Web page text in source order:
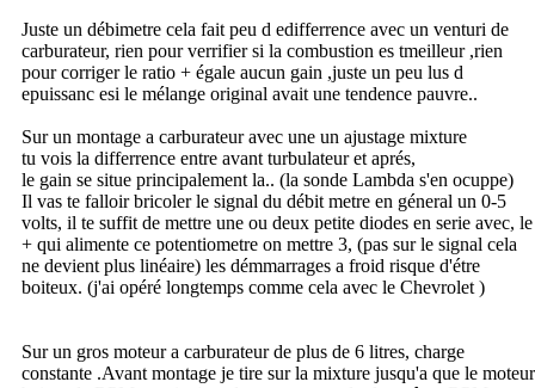
Juste un débimetre cela fait peu d edifferrence avec un venturi de
carburateur, rien pour verrifier si la combustion es tmeilleur ,rien
pour corriger le ratio + égale aucun gain ,juste un peu lus d
epuissanc esi le mélange original avait une tendence pauvre..
Sur un montage a carburateur avec une un ajustage mixture
tu vois la differrence entre avant turbulateur et aprés,
le gain se situe principalement la.. (la sonde Lambda s'en ocuppe)
Il vas te falloir bricoler le signal du débit metre en géneral un 0-5
volts, il te suffit de mettre une ou deux petite diodes en serie avec, le
+ qui alimente ce potentiometre on mettre 3, (pas sur le signal cela
ne devient plus linéaire) les démmarrages a froid risque d'étre
boiteux. (j'ai opéré longtemps comme cela avec le Chevrolet )
Sur un gros moteur a carburateur de plus de 6 litres, charge
constante .Avant montage je tire sur la mixture jusqu'a que le moteur